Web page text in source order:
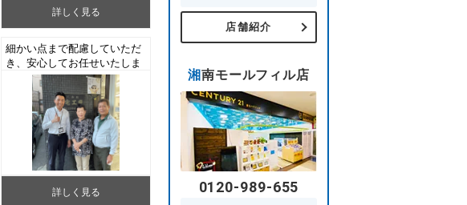
詳しく見る
細かい点まで配慮していただ
き、安心してお任せいたしま
した。（あきる野市K様 中
古戸建ご売却）
詳しく見る
店舗紹介
湘南モールフィル店
0120-989-655